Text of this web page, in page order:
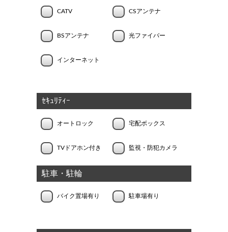
CATV CSアンテナ
BSアンテナ 光ファイバー
インターネット
ｾｷｭﾘﾃｨｰ
オートロック 宅配ボックス
TVドアホン付き 監視・防犯カメラ
駐車・駐輪
バイク置場有り 駐車場有り